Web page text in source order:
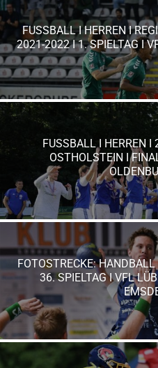
FUSSBALL I HERREN I
2021-2022 I 1. SPIELTAG I
FUSSBALL I HERREN
OSTHOLSTEIN I
FOTOSTRECKE:
36. SPIELTAG I VFL